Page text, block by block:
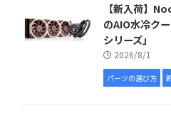
【新入荷】
のAIO水冷ク
シリーズ」
2026/8/1
パーツの選び方